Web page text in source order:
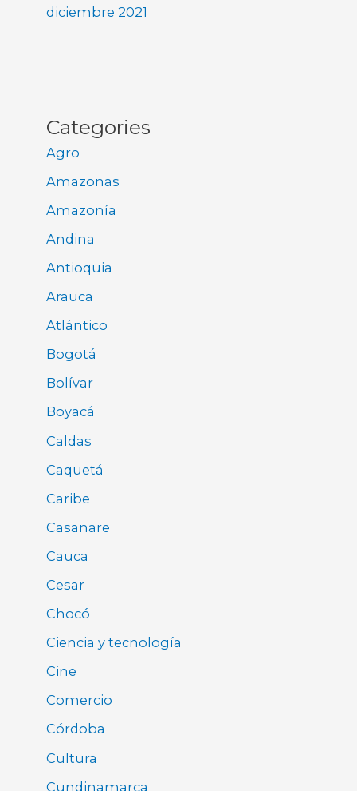
diciembre 2021
Categories
Agro
Amazonas
Amazonía
Andina
Antioquia
Arauca
Atlántico
Bogotá
Bolívar
Boyacá
Caldas
Caquetá
Caribe
Casanare
Cauca
Cesar
Chocó
Ciencia y tecnología
Cine
Comercio
Córdoba
Cultura
Cundinamarca